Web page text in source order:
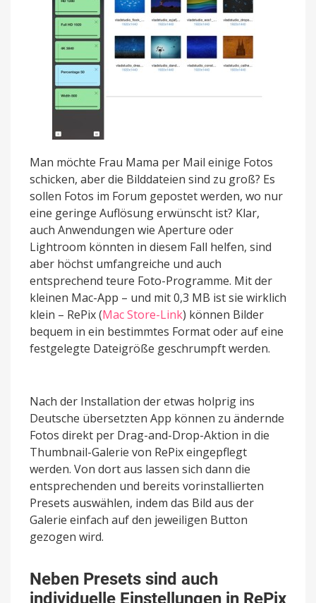
Man möchte Frau Mama per Mail einige Fotos
schicken, aber die Bilddateien sind zu groß? Es
sollen Fotos im Forum gepostet werden, wo nur
eine geringe Auflösung erwünscht ist? Klar,
auch Anwendungen wie Aperture oder
Lightroom könnten in diesem Fall helfen, sind
aber höchst umfangreiche und auch
entsprechend teure Foto-Programme. Mit der
kleinen Mac-App – und mit 0,3 MB ist sie wirklich
klein – RePix (Mac Store-Link) können Bilder
bequem in ein bestimmtes Format oder auf eine
festgelegte Dateigröße geschrumpft werden.
Nach der Installation der etwas holprig ins
Deutsche übersetzten App können zu ändernde
Fotos direkt per Drag-and-Drop-Aktion in die
Thumbnail-Galerie von RePix eingepflegt
werden. Von dort aus lassen sich dann die
entsprechenden und bereits vorinstallierten
Presets auswählen, indem das Bild aus der
Galerie einfach auf den jeweiligen Button
gezogen wird.
Neben Presets sind auch
individuelle Einstellungen in RePix